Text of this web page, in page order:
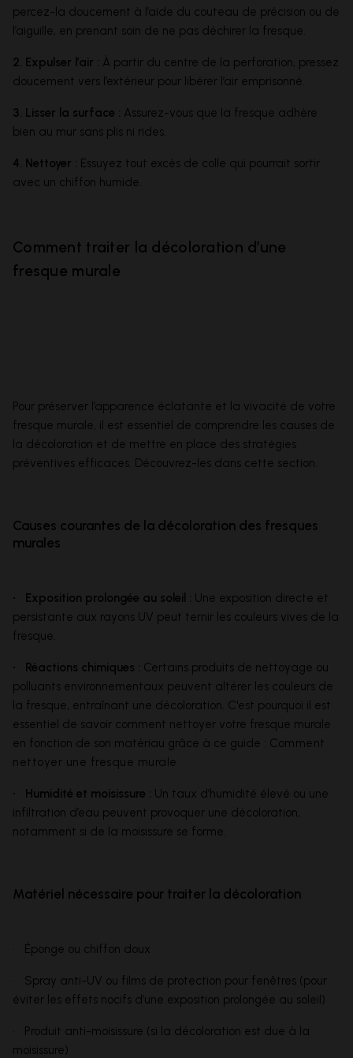
percez-la doucement à l’aide du couteau de précision ou de
l’aiguille, en prenant soin de ne pas déchirer la fresque.
2. Expulser l’air : À partir du centre de la perforation, pressez
doucement vers l’extérieur pour libérer l’air emprisonné.
3. Lisser la surface : Assurez-vous que la fresque adhère
bien au mur sans plis ni rides.
4. Nettoyer : Essuyez tout excès de colle qui pourrait sortir
avec un chiffon humide.
Comment traiter la décoloration d’une
fresque murale
Pour préserver l’apparence éclatante et la vivacité de votre
fresque murale, il est essentiel de comprendre les causes de
la décoloration et de mettre en place des stratégies
préventives efficaces. Découvrez-les dans cette section.
Causes courantes de la décoloration des fresques
murales
• Exposition prolongée au soleil : Une exposition directe et
persistante aux rayons UV peut ternir les couleurs vives de la
fresque.
• Réactions chimiques : Certains produits de nettoyage ou
polluants environnementaux peuvent altérer les couleurs de
la fresque, entraînant une décoloration. C'est pourquoi il est
essentiel de savoir comment nettoyer votre fresque murale
en fonction de son matériau grâce à ce guide : Comment
nettoyer une fresque murale
• Humidité et moisissure : Un taux d’humidité élevé ou une
infiltration d’eau peuvent provoquer une décoloration,
notamment si de la moisissure se forme.
Matériel nécessaire pour traiter la décoloration
• Éponge ou chiffon doux
• Spray anti-UV ou films de protection pour fenêtres (pour
éviter les effets nocifs d’une exposition prolongée au soleil)
• Produit anti-moisissure (si la décoloration est due à la
moisissure)